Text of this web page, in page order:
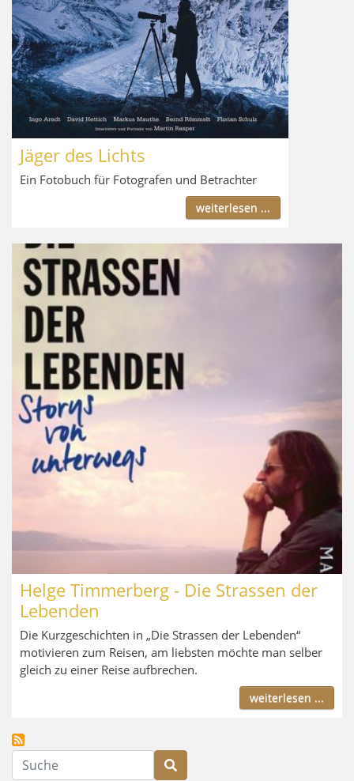
Jäger des Lichts
Ein Fotobuch für Fotografen und Betrachter
weiterlesen ...
Helge Timmerberg - Die Strassen der
Lebenden
Die Kurzgeschichten in „Die Strassen der Lebenden“
motivieren zum Reisen, am liebsten möchte man selber
gleich zu einer Reise aufbrechen.
weiterlesen ...
Suche